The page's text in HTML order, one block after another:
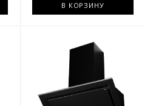
В КОРЗИНУ